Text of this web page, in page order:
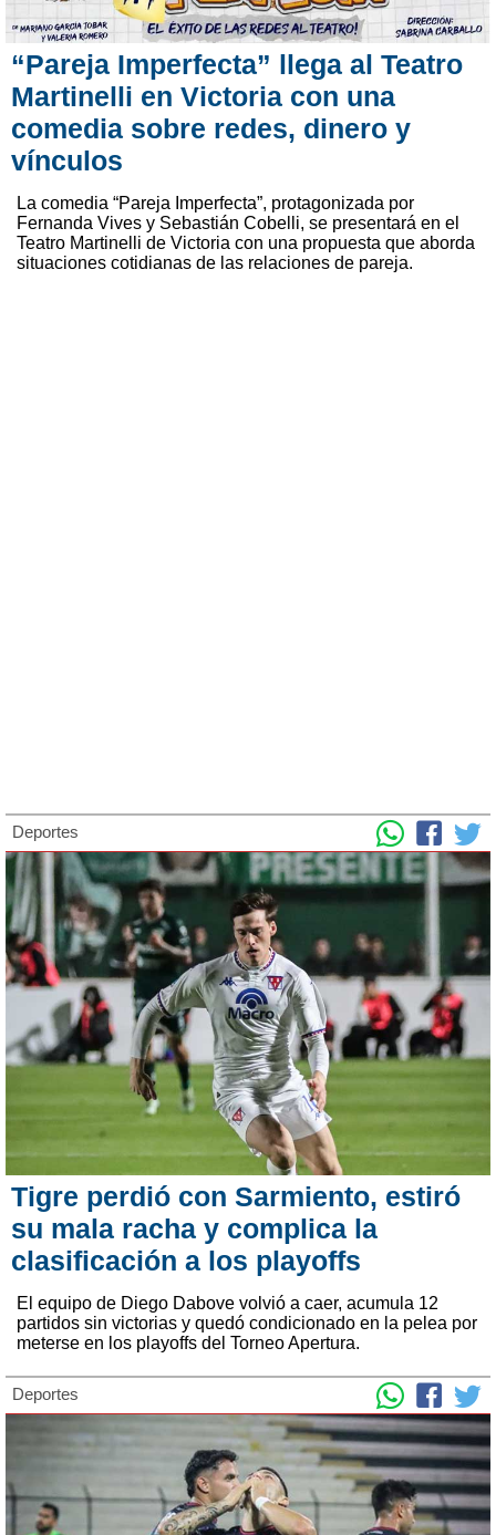
“Pareja Imperfecta” llega al Teatro
Martinelli en Victoria con una
comedia sobre redes, dinero y
vínculos
La comedia “Pareja Imperfecta”, protagonizada por
Fernanda Vives y Sebastián Cobelli, se presentará en el
Teatro Martinelli de Victoria con una propuesta que aborda
situaciones cotidianas de las relaciones de pareja.
Deportes
Tigre perdió con Sarmiento, estiró
su mala racha y complica la
clasificación a los playoffs
El equipo de Diego Dabove volvió a caer, acumula 12
partidos sin victorias y quedó condicionado en la pelea por
meterse en los playoffs del Torneo Apertura.
Deportes